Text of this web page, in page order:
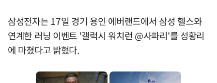
삼성전자는 17일 경기 용인 에버랜드에서 삼성 헬스와
연계한 러닝 이벤트 '갤럭시 워치런 @사파리'를 성황리
에 마쳤다고 밝혔다.